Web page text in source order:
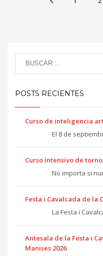
POSTS RECIENTES
Curso de inteligencia
El 8 de
Curso intensivo de
No importa si
Festa i Cavalcada de la
La Festa i
Antesala de la Festa i
Manises 2026